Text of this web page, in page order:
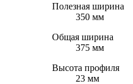
Полезная ширина
350 мм
Общая ширина
375 мм
Высота профиля
23 мм